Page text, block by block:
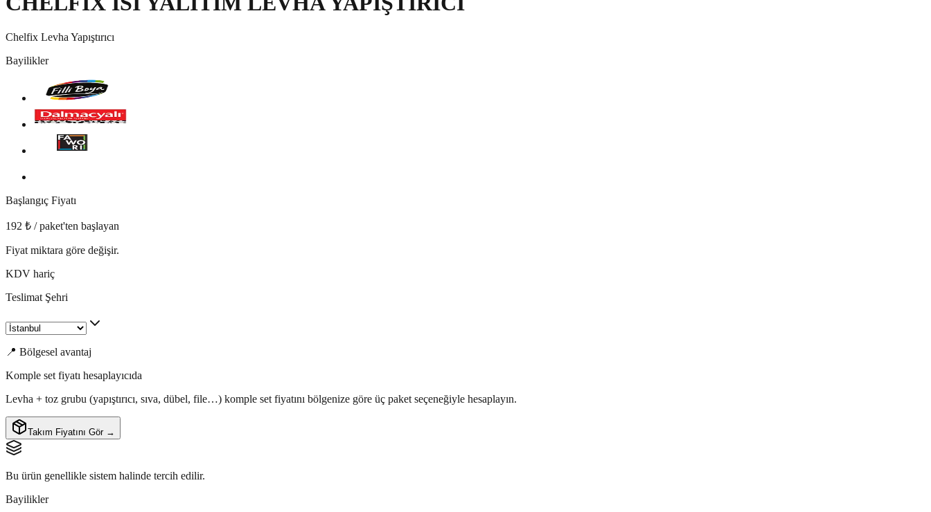
Chelfix Levha Yapıştırıcı
Bayilikler
Başlangıç Fiyatı
192 ₺ / paket'ten başlayan
Fiyat miktara göre değişir.
KDV hariç
Teslimat Şehri
📍 Bölgesel avantaj
Komple set fiyatı hesaplayıcıda
Levha + toz grubu (yapıştırıcı, sıva, dübel, file…) komple set fiyatını bölgenize göre üç paket seçeneğiyle hesaplayın.
Takım Fiyatını Gör →
Bu ürün genellikle sistem halinde tercih edilir.
Bayilikler